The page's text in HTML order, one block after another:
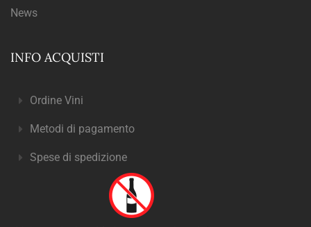
News
INFO ACQUISTI
Ordine Vini
Metodi di pagamento
Spese di spedizione